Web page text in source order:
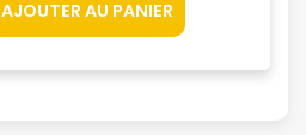
AJOUTER AU PANIER